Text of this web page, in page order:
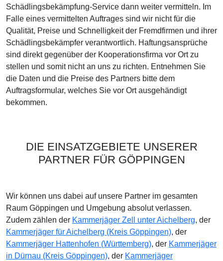
Schädlingsbekämpfung-Service dann weiter vermitteln. Im
Falle eines vermittelten Auftrages sind wir nicht für die
Qualität, Preise und Schnelligkeit der Fremdfirmen und ihrer
Schädlingsbekämpfer verantwortlich. Haftungsansprüche
sind direkt gegenüber der Kooperationsfirma vor Ort zu
stellen und somit nicht an uns zu richten. Entnehmen Sie
die Daten und die Preise des Partners bitte dem
Auftragsformular, welches Sie vor Ort ausgehändigt
bekommen.
DIE EINSATZGEBIETE UNSERER
PARTNER FÜR GÖPPINGEN
Wir können uns dabei auf unsere Partner im gesamten
Raum Göppingen und Umgebung absolut verlassen.
Zudem zählen der Kammerjäger Zell unter Aichelberg, der
Kammerjäger für Aichelberg (Kreis Göppingen), der
Kammerjäger Hattenhofen (Württemberg), der Kammerjäger
in Dürnau (Kreis Göppingen), der Kammerjäger